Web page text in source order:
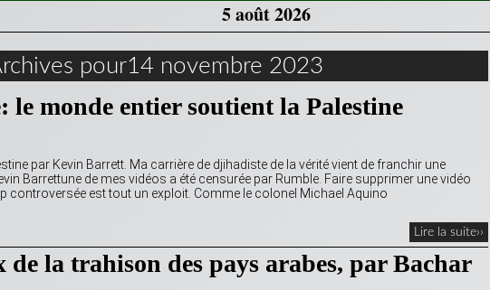
5 août 2026
pour14 novembre 2023
le monde entier soutient la Palestine
par Kevin Barrett. Ma carrière de djihadiste de la vérité vient de franchir une
Barrettune de mes vidéos a été censurée par Rumble. Faire supprimer une vidéo
controversée est tout un exploit. Comme le colonel Michael Aquino
Lire la suite››
de la trahison des pays arabes, par Bachar